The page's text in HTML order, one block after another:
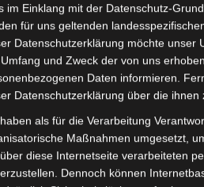
du hier:Volta Motor
im Einklang mit der Datenschutz-
für uns geltenden
Datenschutzerklärung möchte unser
und Zweck der von uns
Daten informieren.
Datenschutzerklärung über die ihnen
als für die Verarbeitung
Maßnahmen umgesetzt,
diese Internetseite verarbeiteten
Dennoch können